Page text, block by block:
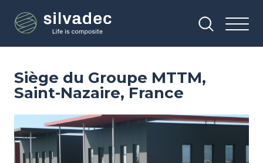
contenu
Siège du Groupe MTTM,
Saint-Nazaire, France
Image